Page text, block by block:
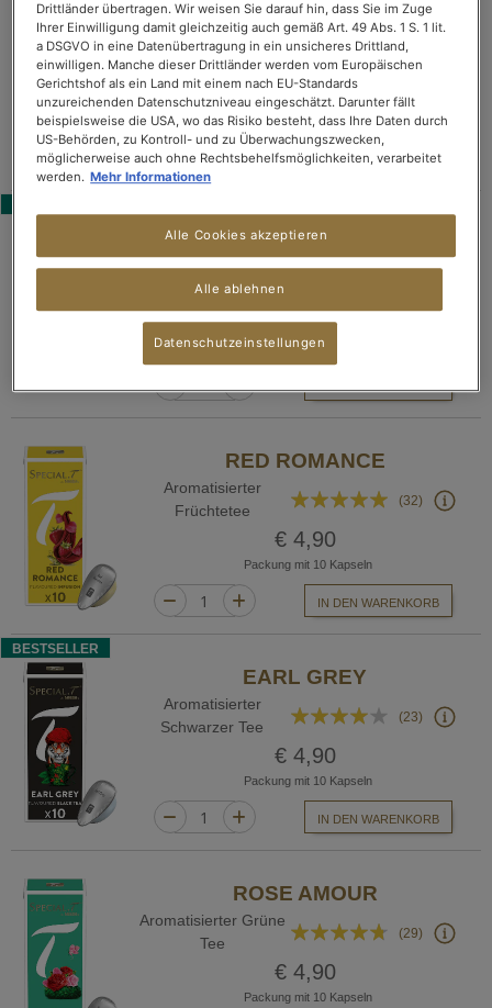
Aromatisierter Grüner
Tee
Bewertung:
96%
(9)
€ 4,90
Packung mit 10 Kapseln
176,00€/kg inkl. MwSt, zzgl. Versand
IN DEN WARENKORB
ENGLISH BREAKFAST
Schwarzer Tee
Bewertung:
(7)
€ 4,90
176,00€/kg inkl. MwSt, zzgl. Versand
RED ROMANCE
Aromatisierter
Früchtetee
Bewertung:
(32)
€ 4,90
Packung mit 10 Kapseln
IN DEN WARENKORB
BESTSELLER
EARL GREY
Aromatisierter
Schwarzer Tee
Bewertung:
(23)
€ 4,90
Packung mit 10 Kapseln
IN DEN WARENKORB
ROSE AMOUR
Aromatisierter Grüne
Tee
Bewertung:
(29)
€ 4,90
Packung mit 10 Kapseln
Drittländer übertragen. Wir weisen Sie darauf hin, dass Sie im Zuge
Ihrer Einwilligung damit gleichzeitig auch gemäß Art. 49 Abs. 1 S. 1 lit.
a DSGVO in eine Datenübertragung in ein unsicheres Drittland,
einwilligen. Manche dieser Drittländer werden vom Europäischen
Gerichtshof als ein Land mit einem nach EU-Standards
unzureichenden Datenschutzniveau eingeschätzt. Darunter fällt
beispielsweise die USA, wo das Risiko besteht, dass Ihre Daten durch
US-Behörden, zu Kontroll- und zu Überwachungszwecken,
möglicherweise auch ohne Rechtsbehelfsmöglichkeiten, verarbeitet
werden. Mehr Informationen
Alle ablehnen
Alle Cookies akzeptieren
Datenschutzeinstellungen